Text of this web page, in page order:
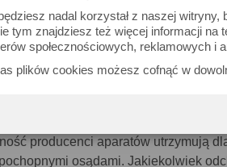
nadal korzystał z naszej
tym znajdziesz też więcej informacji na
społecznościowych, reklamowych i
plików cookies możesz cofnąć w
zachowania fotodiod matrycy, a
producenci aparatów utrzymują
osądami. Jakiekolwiek